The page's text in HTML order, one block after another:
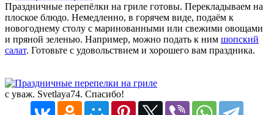
Праздничные перепёлки на гриле готовы. Перекладываем на
плоское блюдо. Немедленно, в горячем виде, подаём к
новогоднему столу с маринованными или свежими овощами
и пряной зеленью. Например, можно подать к ним шопский
салат. Готовьте с удовольствием и хорошего вам праздника.
с уваж. Svetlaya74. Спасибо!